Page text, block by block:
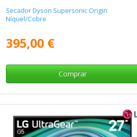
Secador Dyson Supersonic Origin
Níquel/Cobre
395,00 €
Comprar